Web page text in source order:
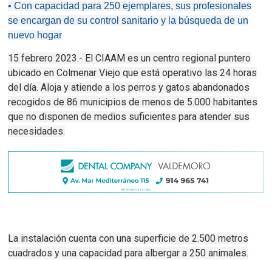
• Con capacidad para 250 ejemplares, sus profesionales
se encargan de su control sanitario y la búsqueda de un
nuevo hogar
15 febrero 2023.- El CIAAM es un centro regional puntero
ubicado en Colmenar Viejo que está operativo las 24 horas
del día. Aloja y atiende a los perros y gatos abandonados
recogidos de 86 municipios de menos de 5.000 habitantes
que no disponen de medios suficientes para atender sus
necesidades.
La instalación cuenta con una superficie de 2.500 metros
cuadrados y una capacidad para albergar a 250 animales.